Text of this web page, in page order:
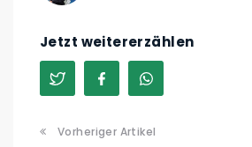
Jetzt weitererzählen
Vorheriger Artikel